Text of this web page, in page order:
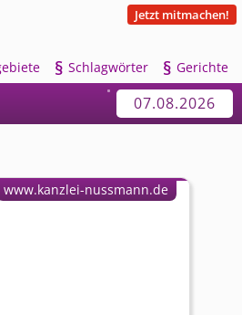
Jetzt mitmachen!
§ Schlagwörter § Gerichte
07.08.2026
www.kanzlei-nussmann.de